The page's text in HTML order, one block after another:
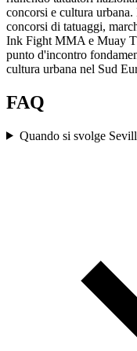
concorsi e cultura
concorsi di tatuaggi,
Ink Fight MMA e Muay
punto d'incontro
cultura urbana nel Sud
FAQ
Quando si svolge